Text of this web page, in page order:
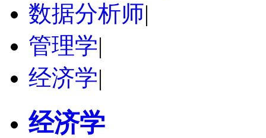
数据分析师|
管理学|
经济学|
经济学